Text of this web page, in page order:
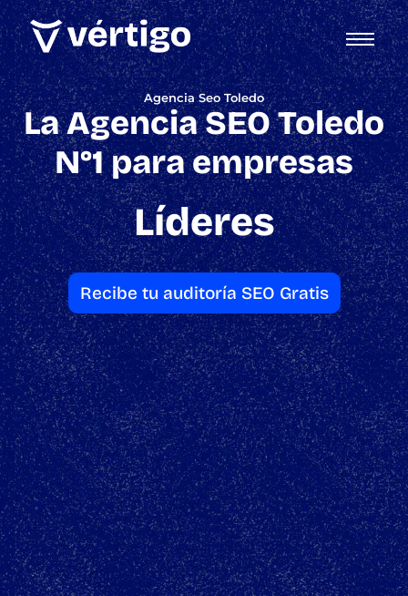
Agencia Seo Toledo
La Agencia SEO Toledo
N°1 para empresas
Líderes
Recibe tu auditoría SEO Gratis